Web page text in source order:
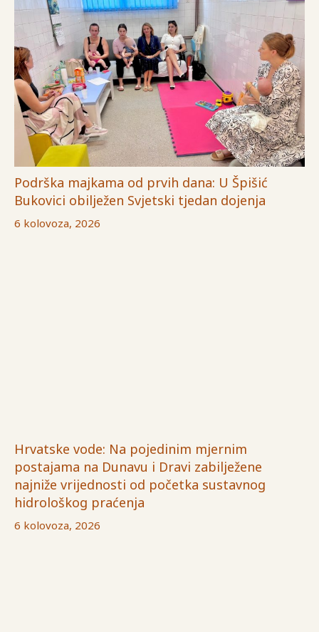
Podrška majkama od prvih dana: U Špišić
Bukovici obilježen Svjetski tjedan dojenja
6 kolovoza, 2026
Hrvatske vode: Na pojedinim mjernim
postajama na Dunavu i Dravi zabilježene
najniže vrijednosti od početka sustavnog
hidrološkog praćenja
6 kolovoza, 2026